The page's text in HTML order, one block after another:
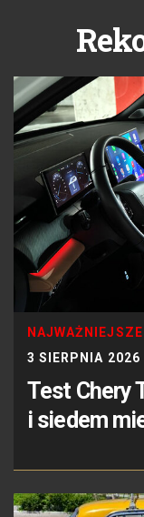
NAJWAŻNIEJSZE
3 SIERPNIA 2026
Test Chery
i siedem